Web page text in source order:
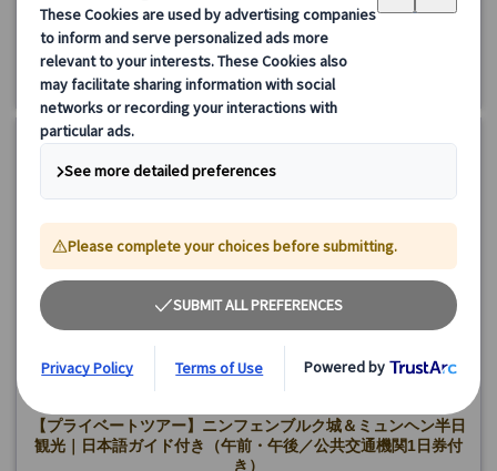
月～金曜日(12/24・25・31、1/1、3/26・29を除く)
3時間
【プライベートツアー】ニンフェンブルク城＆ミュンヘン半日
観光｜日本語ガイド付き（午前・午後／公共交通機関1日券付
き）